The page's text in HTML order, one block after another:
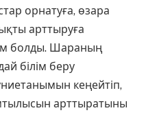
орнатуға, өзара
арттыруға
болды. Шараның
білім беру
кеңейтіп,
арттыратыны